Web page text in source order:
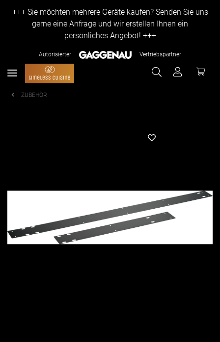
+++ Sie möchten mehrere Geräte kaufen? Senden Sie uns
gerne eine Anfrage und wir erstellen Ihnen ein
persönliches Angebot! +++
Autorisierter Vertriebspartner
ZUBEHÖR